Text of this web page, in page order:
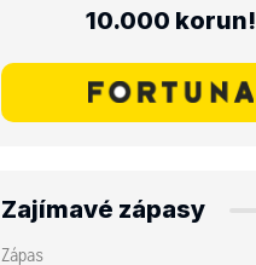
10.000 korun!
Zajímavé zápasy
Zápas